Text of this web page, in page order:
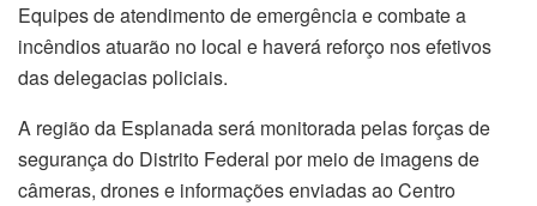
Equipes de atendimento de emergência e combate a
incêndios atuarão no local e haverá reforço nos efetivos
das delegacias policiais.
A região da Esplanada será monitorada pelas forças de
segurança do Distrito Federal por meio de imagens de
câmeras, drones e informações enviadas ao Centro